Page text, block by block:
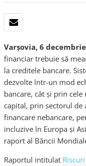
Varşovia, 6
financiar trebuie să
la creditele bancare.
dezvolte într-un mod
bancare, cât şi prin
capital, prin sectorul
financare nebancare,
incluzive în Europa şi
raport al Băncii
Raportul intitulat